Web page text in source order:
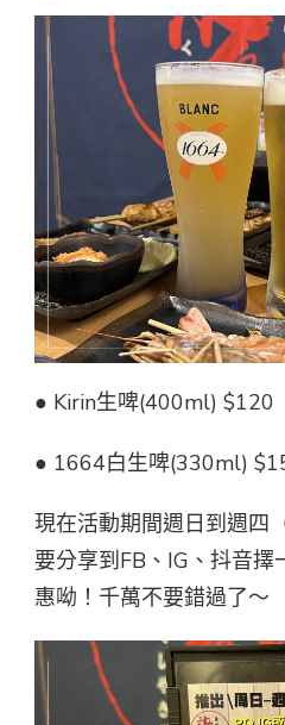
● Kirin生啤(400ml) $120
● 1664白生啤(330ml)
現在活動期間週日到週四
要分享到FB、IG、抖音
惠呦！千萬不要錯過了～